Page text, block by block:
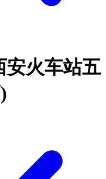
安火车站五